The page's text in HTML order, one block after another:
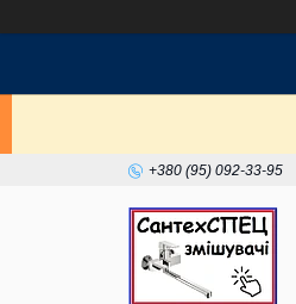
+380 (95) 092-33-95